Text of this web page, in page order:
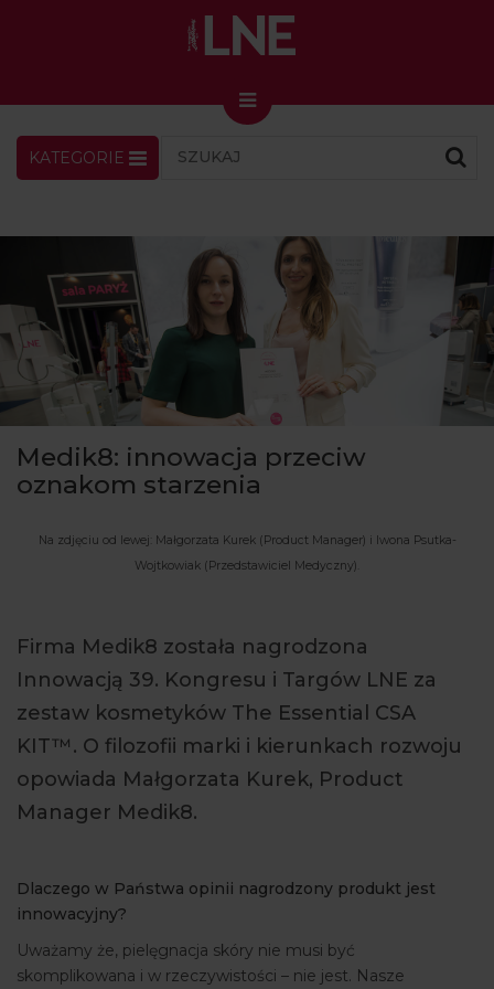
LNENEWS
KONGRES I TARGI
Skin Master w Warszawie
49. edycja w Krakowie
VIDEO
PODCAST
MAGAZYN
O NAS
PRENUMERATA
ARTYKUŁY
WYDARZENIA
KATEGORIE
Medik8: innowacja przeciw
oznakom starzenia
Na zdjęciu od lewej: Małgorzata Kurek (Product Manager) i Iwona Psutka-
Wojtkowiak (Przedstawiciel Medyczny).
Firma Medik8 została nagrodzona
Innowacją 39. Kongresu i Targów LNE za
zestaw kosmetyków The Essential CSA
KIT™. O filozofii marki i kierunkach rozwoju
opowiada Małgorzata Kurek, Product
Manager Medik8.
Dlaczego w Państwa opinii nagrodzony produkt jest
innowacyjny?
Uważamy że, pielęgnacja skóry nie musi być
skomplikowana i w rzeczywistości – nie jest. Nasze